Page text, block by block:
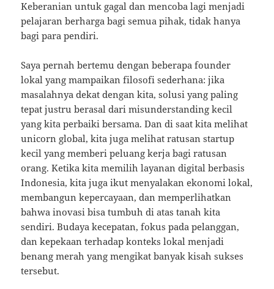
Keberanian untuk gagal dan mencoba lagi menjadi
pelajaran berharga bagi semua pihak, tidak hanya
bagi para pendiri.
Saya pernah bertemu dengan beberapa founder
lokal yang mampaikan filosofi sederhana: jika
masalahnya dekat dengan kita, solusi yang paling
tepat justru berasal dari misunderstanding kecil
yang kita perbaiki bersama. Dan di saat kita melihat
unicorn global, kita juga melihat ratusan startup
kecil yang memberi peluang kerja bagi ratusan
orang. Ketika kita memilih layanan digital berbasis
Indonesia, kita juga ikut menyalakan ekonomi lokal,
membangun kepercayaan, dan memperlihatkan
bahwa inovasi bisa tumbuh di atas tanah kita
sendiri. Budaya kecepatan, fokus pada pelanggan,
dan kepekaan terhadap konteks lokal menjadi
benang merah yang mengikat banyak kisah sukses
tersebut.